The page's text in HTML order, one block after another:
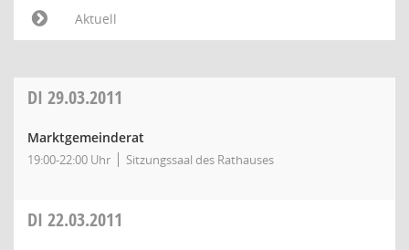
Aktuell
DI 29.03.2011
Marktgemeinderat
19:00-22:00 Uhr Sitzungssaal des Rathauses
DI 22.03.2011